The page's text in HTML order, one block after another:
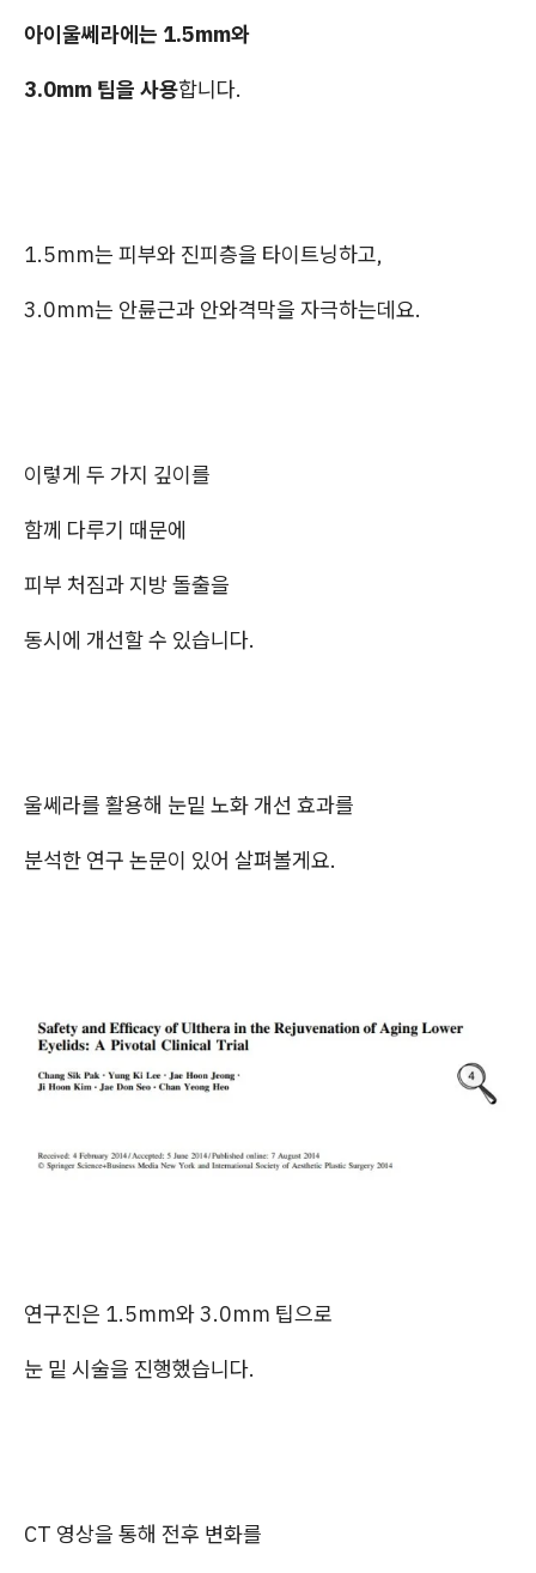
아이울쎄라에는 1.5mm와
3.0mm 팁을 사용합니다.
1.5mm는 피부와 진피층을 타이트닝하고,
3.0mm는 안륜근과 안와격막을 자극하는데요.
이렇게 두 가지 깊이를
함께 다루기 때문에
피부 처짐과 지방 돌출을
동시에 개선할 수 있습니다.
울쎄라를 활용해 눈밑 노화 개선 효과를
분석한 연구 논문이 있어 살펴볼게요.
연구진은 1.5mm와 3.0mm 팁으로
눈 밑 시술을 진행했습니다.
CT 영상을 통해 전후 변화를